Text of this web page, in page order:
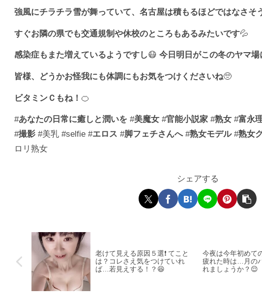
強風にチラチラ雪が舞っていて、名古屋は積もるほどではなさそ
すぐお隣の県でも交通規制や休校のところもあるみたいです💦
感染症もまた増えているようですし😷 今日明日がこの冬のヤマ
皆様、どうかお怪我にも体調にもお気をつけくださいね🥺
ビタミンＣもね！ 🍊
#あなたの日常に癒しと潤いを #美魔女 #官能小説家 #熟女 #富永
#撮影 #美乳 #selfie #エロス #脚フェチさんへ#熟女モデル#熟女
ロリ熟女
シェアする
老けて見える原因５選❗️ てこと
は？コレさえ気をつけていれ
ば…若見えする！？😆
今夜は今年初めて
疲れた時は…月の
れましょうか？😌